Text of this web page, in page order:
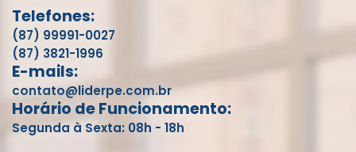
Telefones:
(87) 99991-0027
(87) 3821-1996
E-mails:
contato@liderpe.com.br
Horário de Funcionamento:
Segunda à Sexta: 08h - 18h